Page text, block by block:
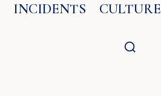
INCIDENTS CULTURE